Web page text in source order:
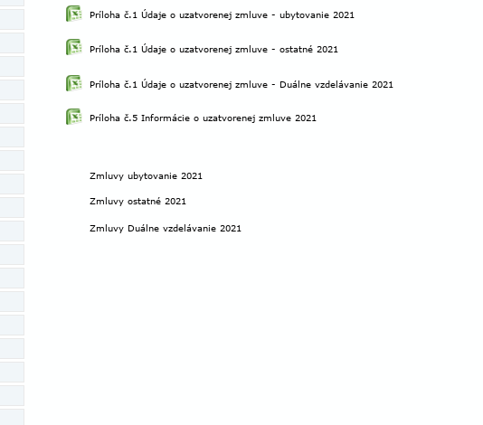
Príloha č.5 Informácie o uzatvorenej zmluve 2021
Zmluvy ubytovanie 2021
Zmluvy ostatné 2021
Príloha č.1 Údaje o uzatvorenej zmluve - ubytovanie 2021
Príloha č.1 Údaje o uzatvorenej zmluve - ostatné 2021
Zmluvy Duálne vzdelávanie 2021
Príloha č.1 Údaje o uzatvorenej zmluve - Duálne vzdelávanie 2021